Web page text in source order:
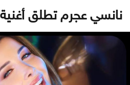
نانسي عجرم تطلق أغنية